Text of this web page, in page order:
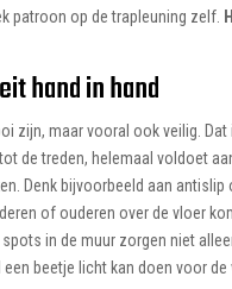
patroon op de trapleuning zelf.
hand in hand
zijn, maar vooral ook veilig.
de treden, helemaal voldoet
Denk bijvoorbeeld aan
of ouderen over de vloer
in de muur zorgen niet
beetje licht kan doen voor de